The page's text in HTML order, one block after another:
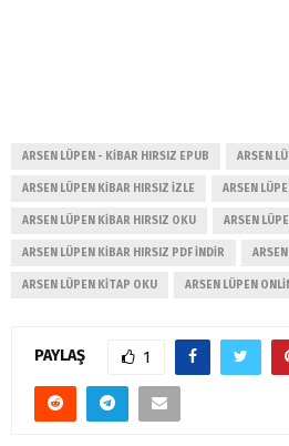
ARSEN LÜPEN - KIBAR HIRSIZ EPUB ARSEN
ARSEN LÜPEN KIBAR HIRSIZ IZLE ARSEN
ARSEN LÜPEN KIBAR HIRSIZ OKU ARSEN
ARSEN LÜPEN KIBAR HIRSIZ PDF INDIR
ARSEN LÜPEN KITAP OKU ARSEN LÜPEN
PAYLAŞ 1